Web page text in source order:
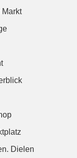
Markt
Dielen